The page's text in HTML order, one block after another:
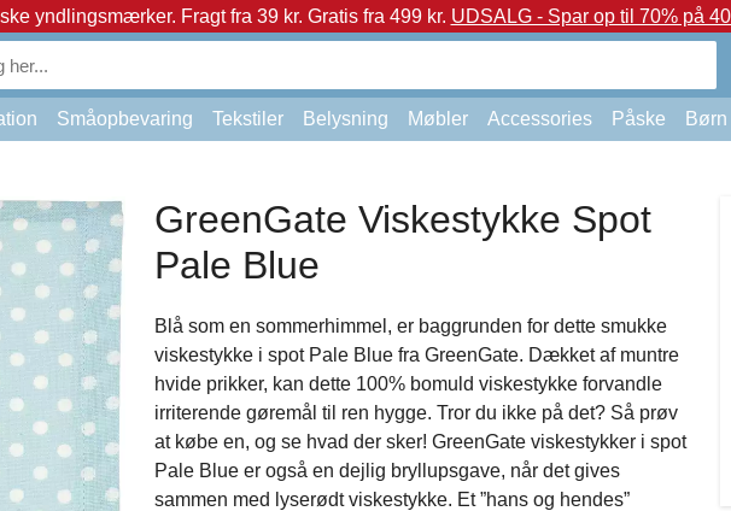
yndlingsmærker. Fragt fra 39 kr. Gratis fra 499 kr. UDSALG - Spar op til 70% på
Småopbevaring Tekstiler Belysning Møbler Accessories Påske Børn
GreenGate Viskestykke Spot
Pale Blue
Blå som en sommerhimmel, er baggrunden for dette smukke
viskestykke i spot Pale Blue fra GreenGate. Dækket af muntre
hvide prikker, kan dette 100% bomuld viskestykke forvandle
irriterende gøremål til ren hygge. Tror du ikke på det? Så prøv
at købe en, og se hvad der sker! GreenGate viskestykker i spot
Pale Blue er også en dejlig bryllupsgave, når det gives
sammen med lyserødt viskestykke. Et ”hans og hendes”